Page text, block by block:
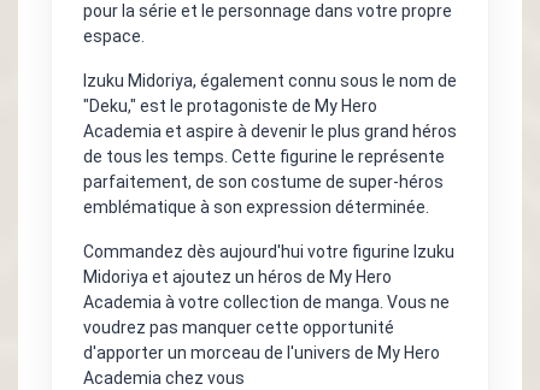
pour la série et le personnage dans votre propre
espace.
Izuku Midoriya, également connu sous le nom de
"Deku," est le protagoniste de My Hero
Academia et aspire à devenir le plus grand héros
de tous les temps. Cette figurine le représente
parfaitement, de son costume de super-héros
emblématique à son expression déterminée.
Commandez dès aujourd'hui votre figurine Izuku
Midoriya et ajoutez un héros de My Hero
Academia à votre collection de manga. Vous ne
voudrez pas manquer cette opportunité
d'apporter un morceau de l'univers de My Hero
Academia chez vous